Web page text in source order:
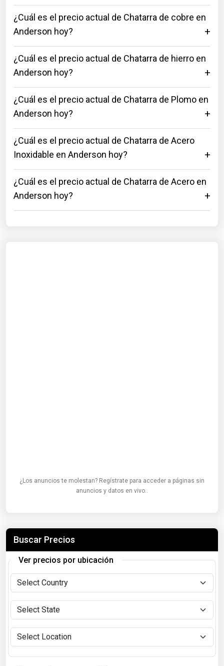
¿Cuál es el precio actual de Chatarra de cobre en
Anderson hoy?
¿Cuál es el precio actual de Chatarra de hierro en
Anderson hoy?
¿Cuál es el precio actual de Chatarra de Plomo en
Anderson hoy?
¿Cuál es el precio actual de Chatarra de Acero
Inoxidable en Anderson hoy?
¿Cuál es el precio actual de Chatarra de Acero en
Anderson hoy?
¿Los anuncios te molestan? Regístrate para acceder a páginas sin
anuncios y datos en vivo..
Buscar Precios
Ver precios por ubicación